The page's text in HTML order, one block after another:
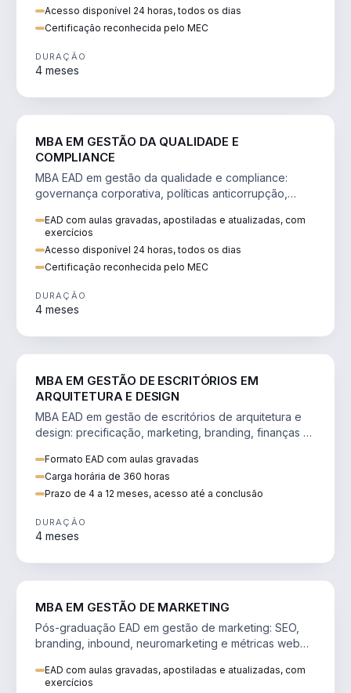
Acesso disponível 24 horas, todos os dias
Certificação reconhecida pelo MEC
DURAÇÃO
4 meses
MBA EM GESTÃO DA QUALIDADE E
COMPLIANCE
MBA EAD em gestão da qualidade e compliance:
governança corporativa, políticas anticorrupção,
EAD com aulas gravadas, apostiladas e atualizadas, com
exercícios
Acesso disponível 24 horas, todos os dias
Certificação reconhecida pelo MEC
DURAÇÃO
4 meses
MBA EM GESTÃO DE ESCRITÓRIOS EM
ARQUITETURA E DESIGN
MBA EAD em gestão de escritórios de arquitetura e
design: precificação, marketing, branding, finanças e
Formato EAD com aulas gravadas
Carga horária de 360 horas
Prazo de 4 a 12 meses, acesso até a conclusão
DURAÇÃO
4 meses
MBA EM GESTÃO DE MARKETING
Pós-graduação EAD em gestão de marketing: SEO,
branding, inbound, neuromarketing e métricas web
EAD com aulas gravadas, apostiladas e atualizadas, com
exercícios